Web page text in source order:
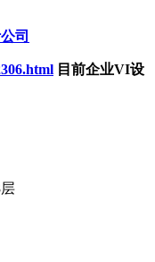
司
目前企业VI设